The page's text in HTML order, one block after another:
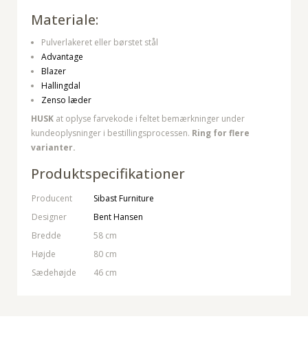
Materiale:
Pulverlakeret eller børstet stål
Advantage
Blazer
Hallingdal
Zenso læder
HUSK at oplyse farvekode i feltet bemærkninger under
kundeoplysninger i bestillingsprocessen. Ring for flere
varianter.
Produktspecifikationer
Producent
Sibast Furniture
Designer
Bent Hansen
Bredde
58 cm
Højde
80 cm
Sædehøjde
46 cm